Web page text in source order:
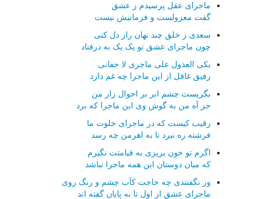
ماجرای عقل پرسیدم ز عشق
گفت معزولست و فرمانیش نیست
سعدی ز خلق چند نهان راز دل کنی
چون ماجرای عشق تو یک یک به درفتاد
بکی العذول علی ماجری لا جفانی
رفیق غافل از این ماجرا چه غم دارد
بگریست چشم ابر بر احوال زار من
جز آه من به گوش وی این ماجرا که برد
رقیب کیست که در ماجرای خلوت ما
فرشته ره نبرد تا به اهرمن چه رسد
اگرم تو خون بریزی به قیامتت نگیرم
که میان دوستان این همه ماجرا نباشد
ور نگفتندی چه حاجت کآب چشم و رنگ روی
ماجرای عشق از اول تا به پایان گفته اند